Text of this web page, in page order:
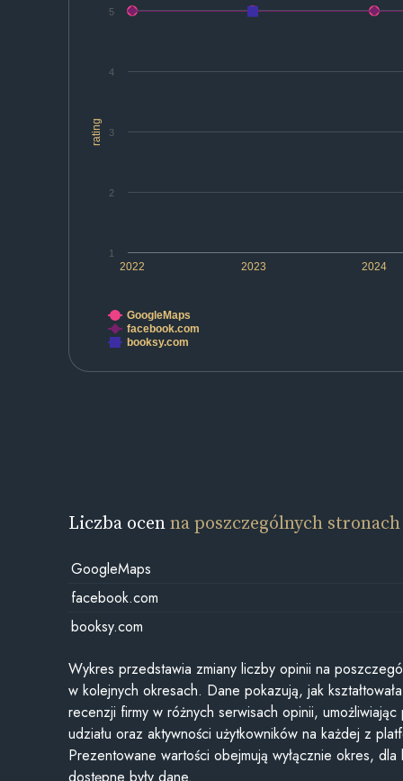
rating
2022 2023 2024
1
2
3
4
5
GoogleMaps
facebook.com
booksy.com
Liczba ocenna poszczególnych stronach
GoogleMaps
facebook.com
booksy.com
Wykres przedstawia zmiany liczby opinii na
w kolejnych okresach. Dane pokazują, jak
recenzji firmy w różnych serwisach opinii,
udziału oraz aktywności użytkowników na każdej z
Prezentowane wartości obejmują wyłącznie okres, dla